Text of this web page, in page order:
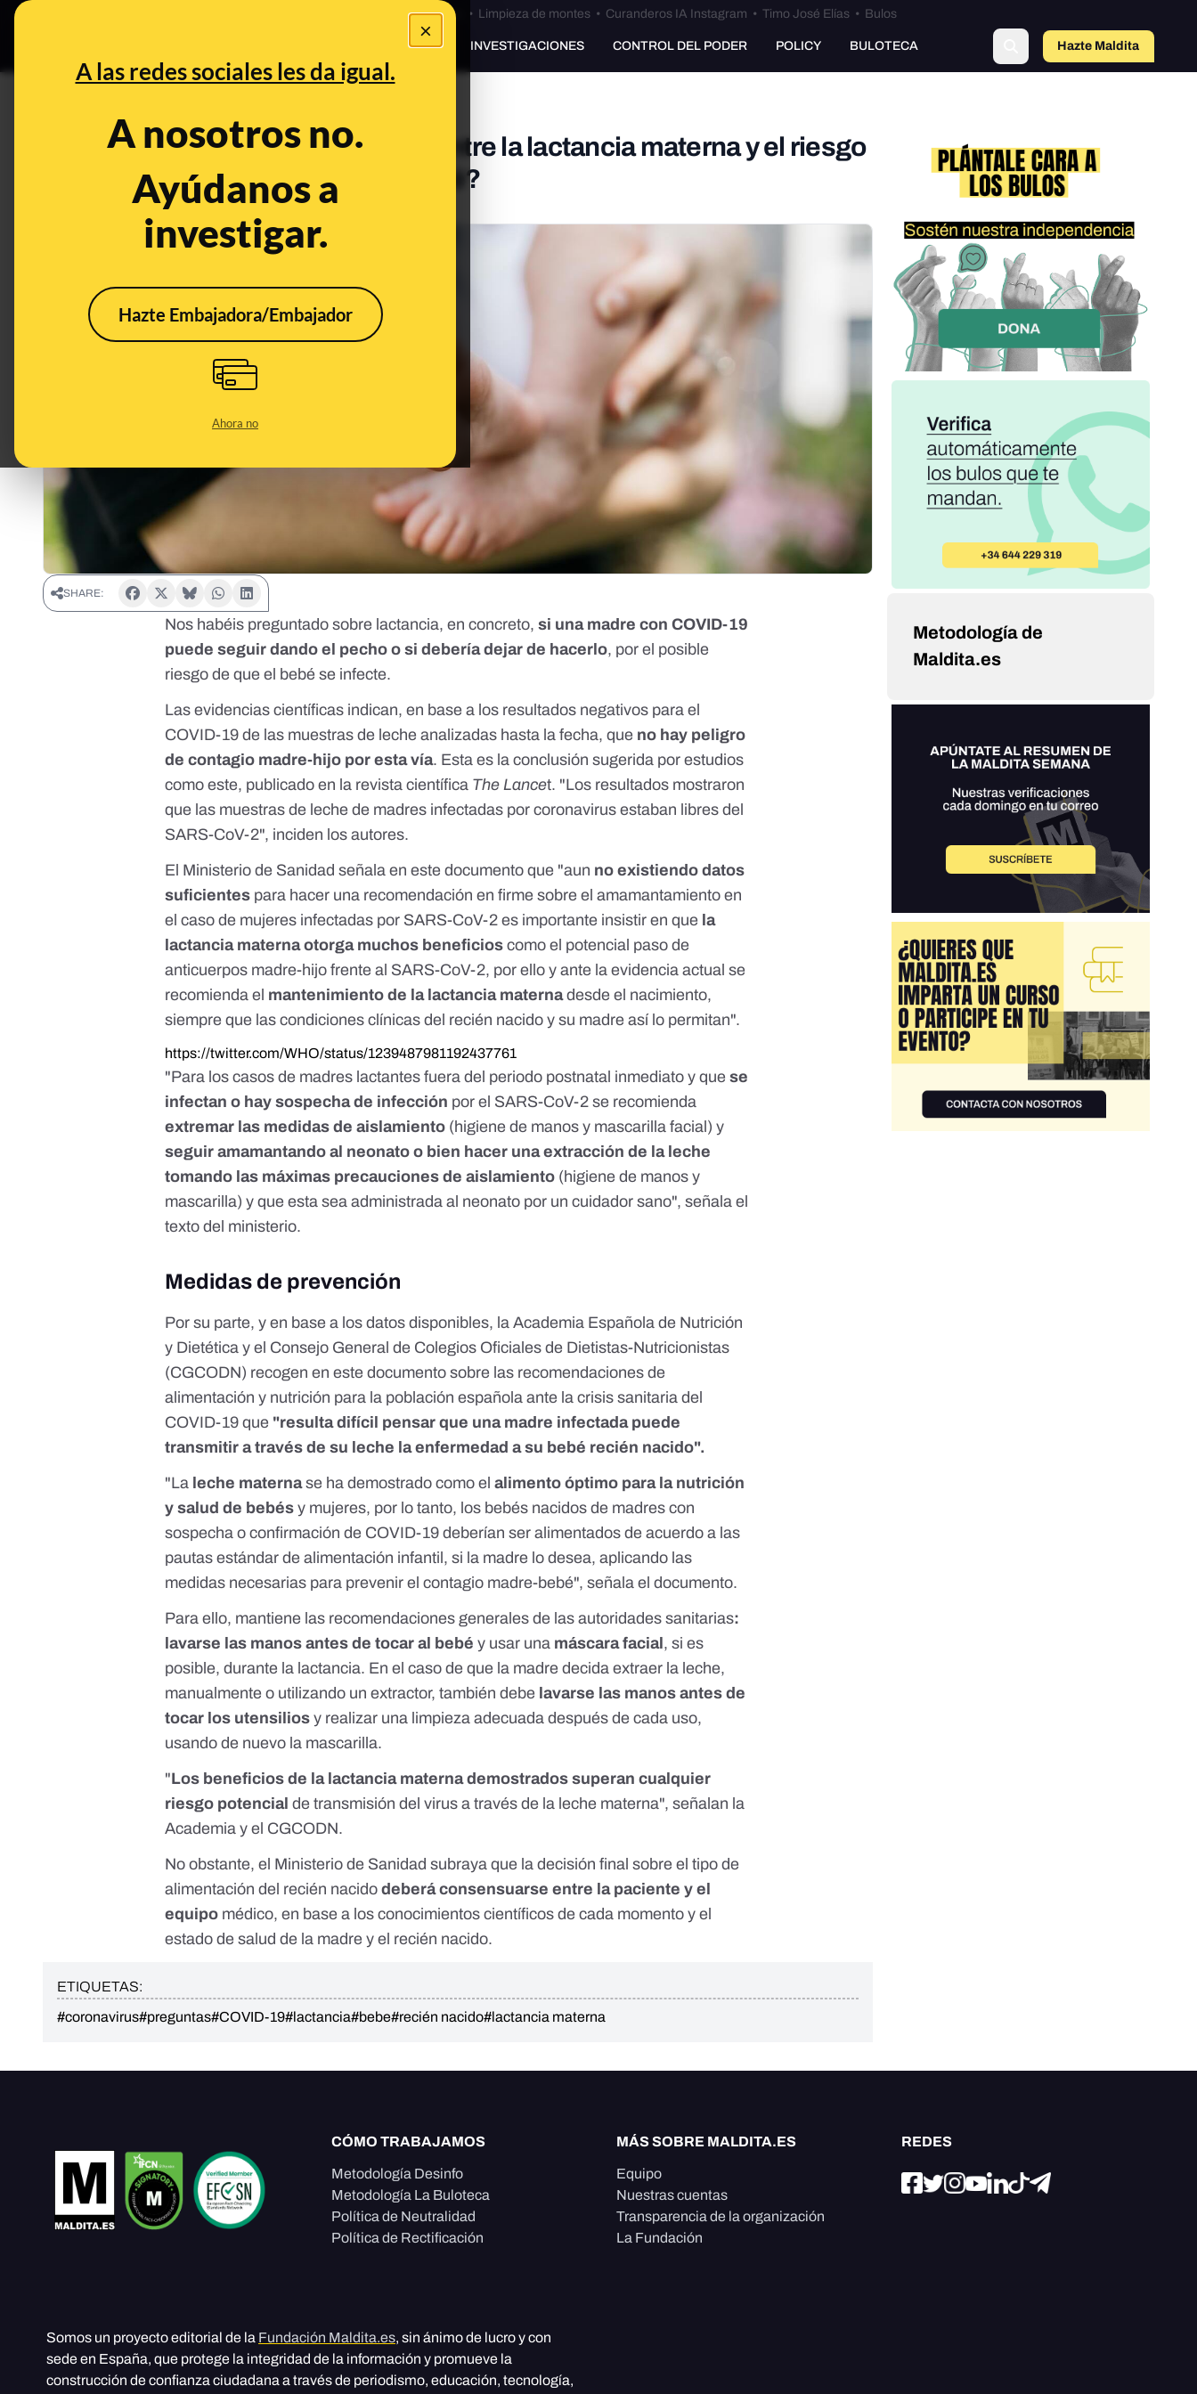
×
A las redes sociales les da igual.
A nosotros no.
Ayúdanos a
investigar.
Hazte Embajadora/Embajador
Ahora no
Bulos Ceuta • Limpieza de montes• Curanderos IA Instagram • Timo José Elías• Bulos
PREBUNKING INVESTIGACIONES CONTROL DEL PODER POLICY BULOTECA Hazte Maldita
¿Qué sabemos sobre la relación entre la lactancia materna y el riesgo
de contagio del coronavirus al bebé?
Apr 8, 2020, 7:14:00 AM
SHARE:
Nos habéis preguntado sobre lactancia, en concreto,si una madre con COVID-19
puede seguir dando el pecho o si debería dejar de hacerlo, por el posible
riesgo de que el bebé se infecte.
Las evidencias científicas indican, en base a los resultados negativos para el
COVID-19 de las muestras de leche analizadas hasta la fecha, que no hay peligro
de contagio madre-hijo por esta vía. Esta es la conclusión sugerida por estudios
como este, publicado en la revista científica The Lancet. "Los resultados mostraron
que las muestras de leche de madres infectadas por coronavirus estaban libres del
SARS-CoV-2", inciden los autores.
El Ministerio de Sanidad señalaen este documento que "aun no existiendo datos
suficientes para hacer una recomendación en firme sobre el amamantamiento en
el caso de mujeres infectadas por SARS-CoV-2 es importante insistir en que la
lactancia materna otorga muchos beneficioscomo el potencial paso de
anticuerpos madre-hijo frente al SARS-CoV-2, por ello y ante la evidencia actual se
recomienda el mantenimiento de la lactancia maternadesde el nacimiento,
siempre que las condiciones clínicas del recién nacido y su madre así lo permitan".
https://twitter.com/WHO/status/1239487981192437761
"Para los casos de madres lactantes fuera del periodo postnatal inmediato y que se
infectan o hay sospecha de infección por el SARS-CoV-2 se recomienda
extremar las medidas de aislamiento (higiene de manos y mascarilla facial) y
seguir amamantando al neonato o bien hacer una extracción de la leche
tomando las máximas precauciones de aislamiento (higiene de manos y
mascarilla) y que esta sea administrada al neonato por un cuidador sano", señala el
texto del ministerio.
Medidas de prevención
Por su parte, y en base a los datos disponibles, la Academia Española de Nutrición
y Dietética y el Consejo General de Colegios Oficiales de Dietistas-Nutricionistas
(CGCODN) recogen eneste documento sobre las recomendaciones de
alimentación y nutrición para la población española ante la crisis sanitaria del
COVID-19 que "resulta difícil pensar que una madre infectada puede
transmitir a través de su leche la enfermedad a su bebé recién nacido".
"La leche maternase ha demostrado como elalimento óptimo para la nutrición
y salud de bebés y mujeres, por lo tanto, los bebés nacidos de madres con
sospecha o confirmación de COVID-19 deberían ser alimentados de acuerdo a las
pautas estándar de alimentación infantil, si la madre lo desea, aplicando las
medidas necesarias para prevenir el contagio madre-bebé", señala el documento.
Para ello, mantiene las recomendaciones generales de las autoridades sanitarias:
lavarse las manos antes de tocar al bebé y usar una máscara facial , si es
posible, durante la lactancia. En el caso de que la madre decida extraer la leche,
manualmente o utilizando un extractor, también debe lavarse las manos antes de
tocar los utensiliosy realizar una limpieza adecuada después de cada uso,
usando de nuevo la mascarilla.
"Los beneficios de la lactancia materna demostrados superan cualquier
riesgo potencial de transmisión del virus a través de la leche materna", señalan la
Academia y el CGCODN.
No obstante, el Ministerio de Sanidad subraya que la decisión final sobre el tipo de
alimentación del recién nacidodeberá consensuarse entre la paciente y el
equipo médico, en base a los conocimientos científicos de cada momento y el
estado de salud de la madre y el recién nacido.
ETIQUETAS:
#coronavirus#preguntas#COVID-19#lactancia#bebe#recién nacido#lactancia materna
Metodología de
Maldita.es
CÓMO TRABAJAMOS
Metodología Desinfo
Metodología La Buloteca
Política de Neutralidad
Política de Rectificación
MÁS SOBRE MALDITA.ES
Equipo
Nuestras cuentas
Transparencia de la organización
La Fundación
REDES
Somos un proyecto editorial de la Fundación Maldita.es, sin ánimo de lucro y con
sede en España, que protege la integridad de la información y promueve la
construcción de confianza ciudadana a través de periodismo, educación, tecnología,